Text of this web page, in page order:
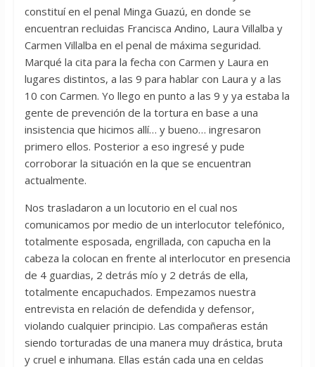
constituí en el penal Minga Guazú, en donde se
encuentran recluidas Francisca Andino, Laura Villalba y
Carmen Villalba en el penal de máxima seguridad.
Marqué la cita para la fecha con Carmen y Laura en
lugares distintos, a las 9 para hablar con Laura y a las
10 con Carmen. Yo llego en punto a las 9 y ya estaba la
gente de prevención de la tortura en base a una
insistencia que hicimos allí… y bueno… ingresaron
primero ellos. Posterior a eso ingresé y pude
corroborar la situación en la que se encuentran
actualmente.
Nos trasladaron a un locutorio en el cual nos
comunicamos por medio de un interlocutor telefónico,
totalmente esposada, engrillada, con capucha en la
cabeza la colocan en frente al interlocutor en presencia
de 4 guardias, 2 detrás mío y 2 detrás de ella,
totalmente encapuchados. Empezamos nuestra
entrevista en relación de defendida y defensor,
violando cualquier principio. Las compañeras están
siendo torturadas de una manera muy drástica, bruta
y cruel e inhumana. Ellas están cada una en celdas